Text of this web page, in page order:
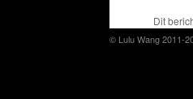
Dit
© Lulu Wang 2011-